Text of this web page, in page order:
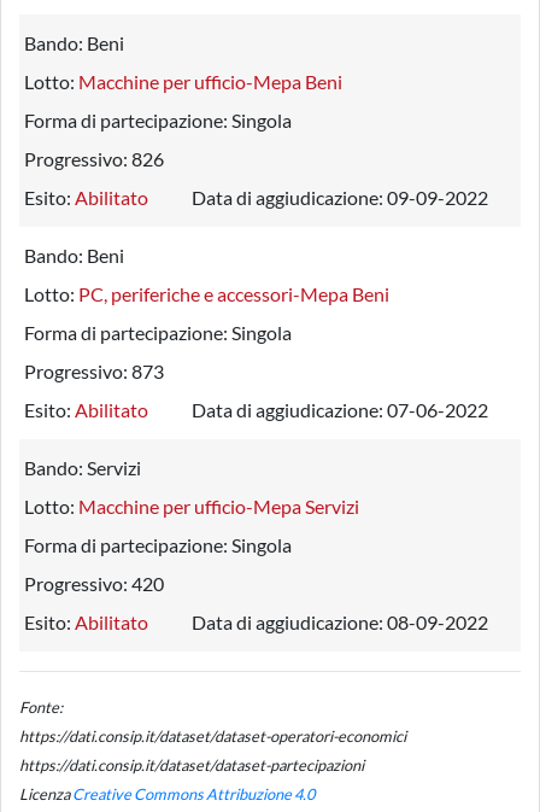
Bando: Beni
Lotto: Macchine per ufficio-Mepa Beni
Forma di partecipazione: Singola
Progressivo: 826
Esito: Abilitato Data di aggiudicazione: 09-09-2022
Bando: Beni
Lotto: PC, periferiche e accessori-Mepa Beni
Forma di partecipazione: Singola
Progressivo: 873
Esito: Abilitato Data di aggiudicazione: 07-06-2022
Bando: Servizi
Lotto: Macchine per ufficio-Mepa Servizi
Forma di partecipazione: Singola
Progressivo: 420
Esito: Abilitato Data di aggiudicazione: 08-09-2022
Fonte:
https://dati.consip.it/dataset/dataset-operatori-economici
https://dati.consip.it/dataset/dataset-partecipazioni
LicenzaCreative Commons Attribuzione 4.0